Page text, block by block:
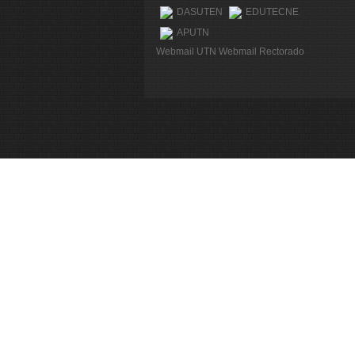
DASUTEN
EDUTECNE
APUTN
Webmail UTN Webmail Rectorado